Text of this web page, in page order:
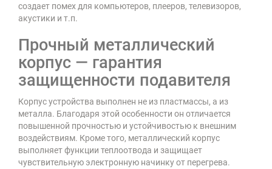
создает помех для компьютеров, плееров, телевизоров,
акустики и т.п.
Прочный металлический
корпус — гарантия
защищенности подавителя
Корпус устройства выполнен не из пластмассы, а из
металла. Благодаря этой особенности он отличается
повышенной прочностью и устойчивостью к внешним
воздействиям. Кроме того, металлический корпус
выполняет функции теплоотвода и защищает
чувствительную электронную начинку от перегрева.